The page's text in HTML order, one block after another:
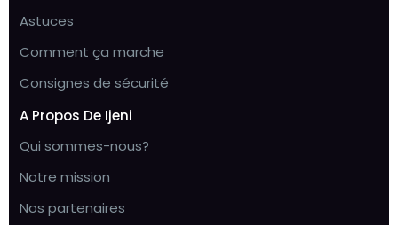
Astuces
Comment ça marche
Consignes de sécurité
A Propos De Ijeni
Qui sommes-nous?
Notre mission
Nos partenaires